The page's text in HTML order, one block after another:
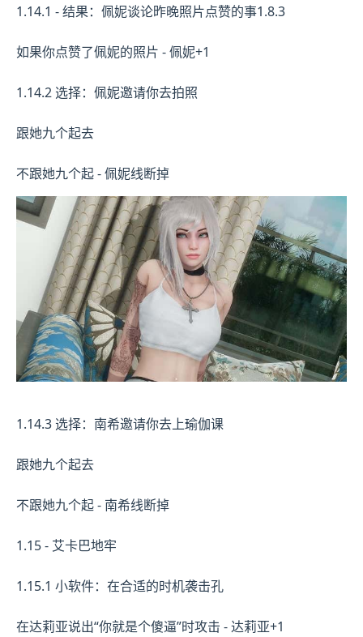
1.14.1 - 结果：佩妮谈论昨晚照片点赞的事1.8.3
如果你点赞了佩妮的照片 - 佩妮+1
1.14.2 选择：佩妮邀请你去拍照
跟她九个起去
不跟她九个起 - 佩妮线断掉
1.14.3 选择：南希邀请你去上瑜伽课
跟她九个起去
不跟她九个起 - 南希线断掉
1.15 - 艾卡巴地牢
1.15.1 小软件：在合适的时机袭击孔
在达莉亚说出“你就是个傻逼”时攻击 - 达莉亚+1